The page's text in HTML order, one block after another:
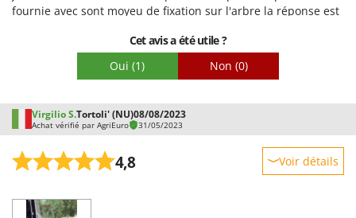
fournie avec sont moyeu de fixation sur l'arbre la réponse est
de fixation ?) il me semblerait que le moyeu de la poulie serait
le 18, qui n'est pas référencé ? our plus d'info voir avec
Stéphane, dans l'attente d'une satisfaction cordialement.
Cet avis a été utile ?
Oui (1) Non (0)
Virgilio S.Tortoli' (NU)08/08/2023
Achat vérifié par AgriEuro 31/05/2023
4,8 Voir détails
Prestations